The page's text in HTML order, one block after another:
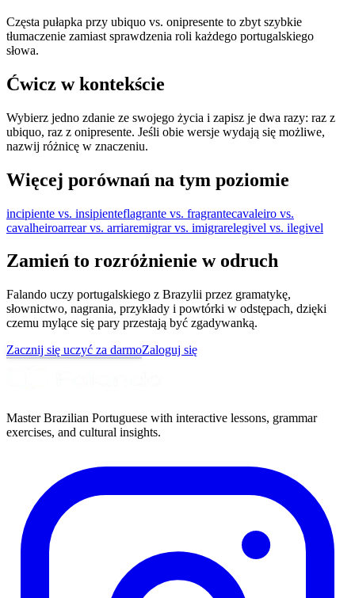
Częsta pułapka przy ubiquo vs. onipresente to zbyt szybkie
tłumaczenie zamiast sprawdzenia roli każdego portugalskiego
słowa.
Ćwicz w kontekście
Wybierz jedno zdanie ze swojego życia i zapisz je dwa razy: raz z
ubiquo, raz z onipresente. Jeśli obie wersje wydają się możliwe,
nazwij różnicę w znaczeniu.
Więcej porównań na tym poziomie
incipiente vs. insipienteflagrante vs. fragrantecavaleiro vs.
cavalheiroarrear vs. arriaremigrar vs. imigrarelegivel vs. ilegivel
Zamień to rozróżnienie w odruch
Falando uczy portugalskiego z Brazylii przez gramatykę,
słownictwo, nagrania, przykłady i powtórki w odstępach, dzięki
czemu mylące się pary przestają być zgadywanką.
Zacznij się uczyć za darmoZaloguj się
Master Brazilian Portuguese with interactive lessons, grammar
exercises, and cultural insights.